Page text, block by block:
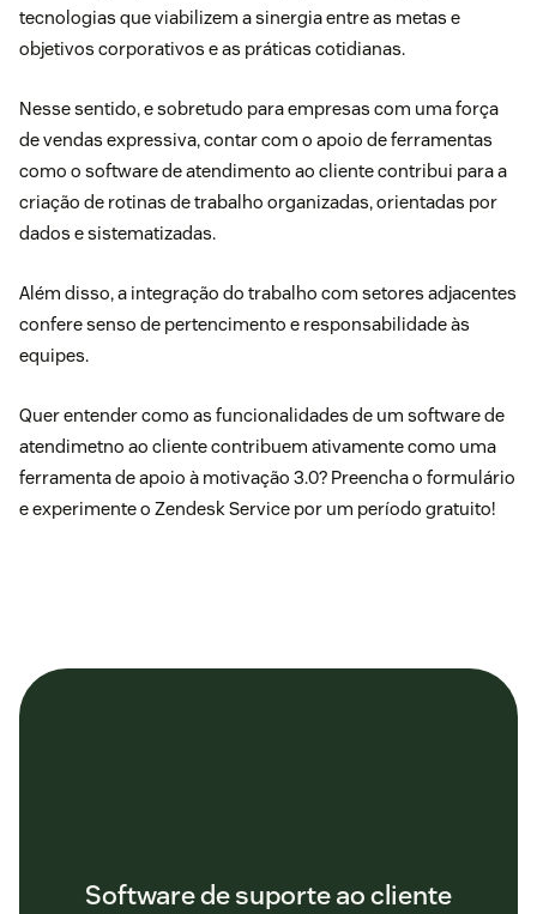
tecnologias que viabilizem a sinergia entre as metas e
objetivos corporativos e as práticas cotidianas.
Nesse sentido, e sobretudo para empresas com umaforça
de vendas expressiva, contar com o apoio de ferramentas
como o software de atendimento ao clientecontribui para a
criação de rotinas de trabalho organizadas, orientadas por
dados e sistematizadas.
Além disso, a integração do trabalho com setores adjacentes
confere senso de pertencimento e responsabilidade às
equipes.
Quer entender como as funcionalidades de um software de
atendimetno ao cliente contribuem ativamente como uma
ferramenta de apoio à motivação 3.0? Preencha o formulário
e experimente o Zendesk Service por um período gratuito!
Software de suporte ao cliente